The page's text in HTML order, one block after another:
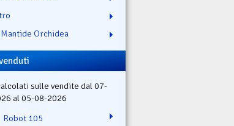
Orchidea
sulle vendite dal 07-
al 05-08-2026
Robot 105